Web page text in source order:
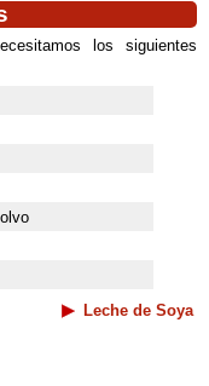
los siguientes
Leche de Soya